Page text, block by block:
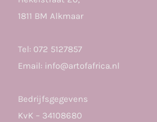
1811 BM Alkmaar
Tel: 072 5127857
Email: info@artofafrica.nl
Bedrijfsgegevens
KvK – 34108680